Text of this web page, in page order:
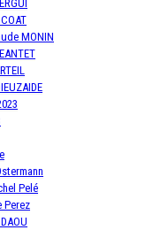
MONIN
Pelé
Perez